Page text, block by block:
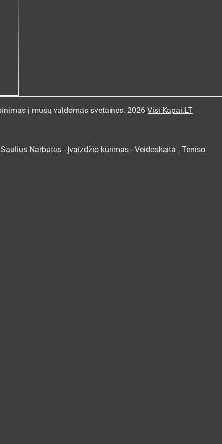
į mūsų valdomas svetaines. 2026 Visi Kapai.LT
Saulius Narbutas - Įvaizdžio kūrimas - Veidoskaita - Teniso